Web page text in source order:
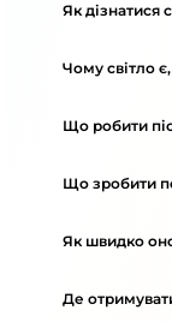
Як дізнатися
Чому світло
Що робити
Що зробити
Як швидко
Де